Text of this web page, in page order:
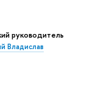
руководитель
Владислав